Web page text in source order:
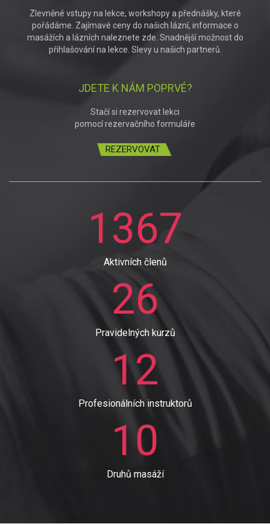
Zlevněné vstupy na lekce, workshopy a přednášky, které
pořádáme. Zajímavé ceny do našich lázní, informace o
masážích a lázních naleznete zde. Snadnější možnost do
přihlašování na lekce. Slevy u našich partnerů.
JDETE K NÁM POPRVÉ?
Stačí si rezervovat lekci
pomocí rezervačního formuláře
REZERVOVAT
1367
Aktivních členů
26
Pravidelných kurzů
12
Profesionálních instruktorů
10
Druhů masáží